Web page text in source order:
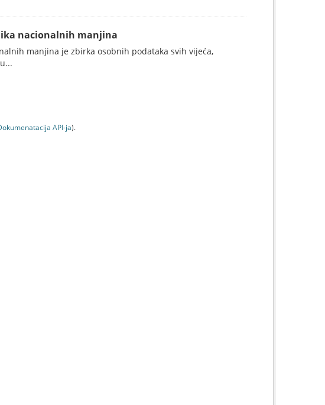
nacionalnih manjina
manjina je zbirka osobnih podataka svih vijeća,
API-jа).